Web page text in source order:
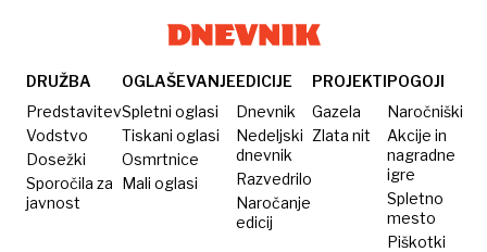
DRUŽBA
Predstavitev
Vodstvo
Dosežki
Sporočila za
javnost
OGLAŠEVANJE
Spletni oglasi
Tiskani oglasi
Osmrtnice
Mali oglasi
EDICIJE
Dnevnik
Nedeljski
dnevnik
Razvedrilo
Naročanje
edicij
PROJEKTI
Gazela
Zlata nit
POGOJI
Naročniški
Akcije in
nagradne
igre
Spletno
mesto
Piškotki